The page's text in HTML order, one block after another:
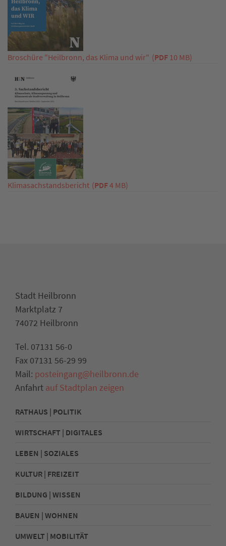
Broschüre "Heilbronn, das Klima und wir" (PDF 10 MB)
Klimasachstandsbericht (PDF4 MB)
Stadt Heilbronn
Marktplatz 7
74072 Heilbronn
Tel. 07131 56-0
Fax 07131 56-29 99
Mail: posteingang@heilbronn.de
Anfahrt auf Stadtplan zeigen
RATHAUS | POLITIK
WIRTSCHAFT | DIGITALES
LEBEN | SOZIALES
KULTUR | FREIZEIT
BILDUNG | WISSEN
BAUEN | WOHNEN
UMWELT | MOBILITÄT